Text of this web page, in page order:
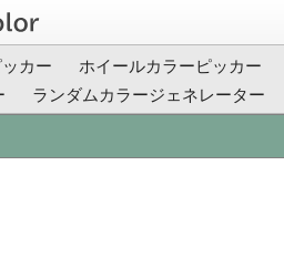
カー ホイールカラーピッカー
ランダムカラージェネレーター